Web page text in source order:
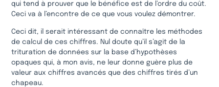
qui tend à prouver que le bénéfice est de l’ordre du coût.
Ceci va à l’encontre de ce que vous voulez démontrer.
Ceci dit, il serait intéressant de connaître les méthodes
de calcul de ces chiffres. Nul doute qu’il s’agit de la
trituration de données sur la base d’hypothèses
opaques qui, à mon avis, ne leur donne guère plus de
valeur aux chiffres avancés que des chiffres tirés d’un
chapeau.